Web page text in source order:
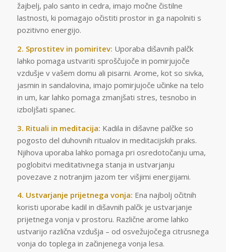
žajbelj, palo santo in cedra, imajo močne čistilne
lastnosti, ki pomagajo očistiti prostor in ga napolniti s
pozitivno energijo.
2. Sprostitev in pomiritev: Uporaba dišavnih palčk
lahko pomaga ustvariti sproščujoče in pomirjujoče
vzdušje v vašem domu ali pisarni. Arome, kot so sivka,
jasmin in sandalovina, imajo pomirjujoče učinke na telo
in um, kar lahko pomaga zmanjšati stres, tesnobo in
izboljšati spanec.
3. Rituali in meditacija: Kadila in dišavne palčke so
pogosto del duhovnih ritualov in meditacijskih praks.
Njihova uporaba lahko pomaga pri osredotočanju uma,
poglobitvi meditativnega stanja in ustvarjanju
povezave z notranjim jazom ter višjimi energijami.
4. Ustvarjanje prijetnega vonja: Ena najbolj očitnih
koristi uporabe kadil in dišavnih palčk je ustvarjanje
prijetnega vonja v prostoru. Različne arome lahko
ustvarijo različna vzdušja – od osvežujočega citrusnega
vonja do toplega in začinjenega vonja lesa.